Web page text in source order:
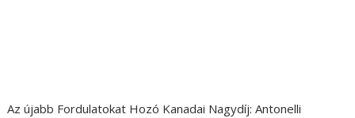
Az újabb Fordulatokat Hozó Kanadai Nagydíj: Antonelli